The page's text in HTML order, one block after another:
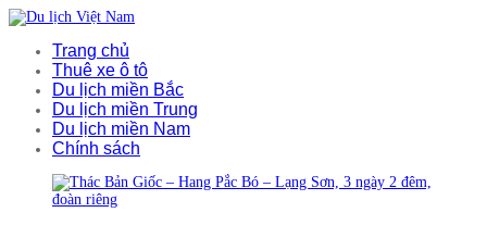
Trang chủ
Thuê xe ô tô
Du lịch miền Bắc
Du lịch miền Trung
Du lịch miền Nam
Chính sách